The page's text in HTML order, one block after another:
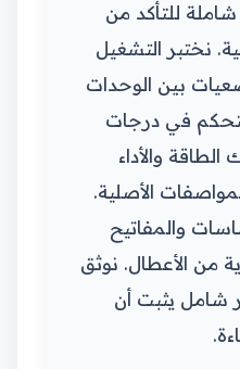
للتأكد من
نختبر التشغيل
بين الوحدات
في درجات
والأداء
الأصلية.
والمفاتيح
من الأعطال. نوثق
شامل يثبت أن